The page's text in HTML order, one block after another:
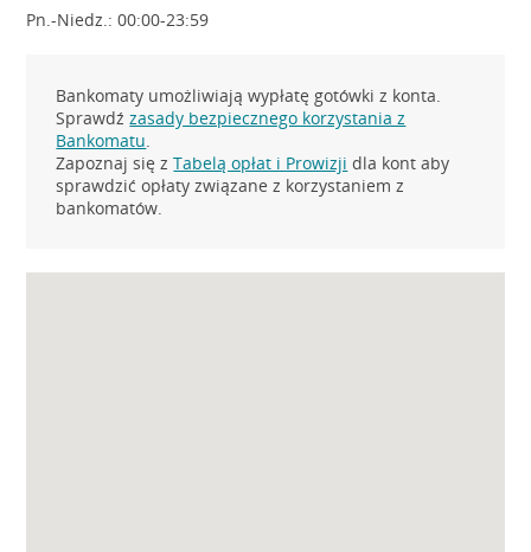
Pn.-Niedz.: 00:00-23:59
Bankomaty umożliwiają wypłatę gotówki z konta.
Sprawdźzasady bezpiecznego korzystania z
Bankomatu.
Zapoznaj się zTabelą opłat i Prowizji dla kont aby
sprawdzić opłaty związane z korzystaniem z
bankomatów.